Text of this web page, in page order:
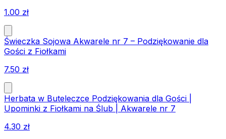
1.00 zł
Świeczka Sojowa Akwarele nr 7 – Podziękowanie dla
Gości z Fiołkami
7.50 zł
Herbata w Buteleczce Podziękowania dla Gości |
Upominki z Fiołkami na Ślub | Akwarele nr 7
4.30 zł